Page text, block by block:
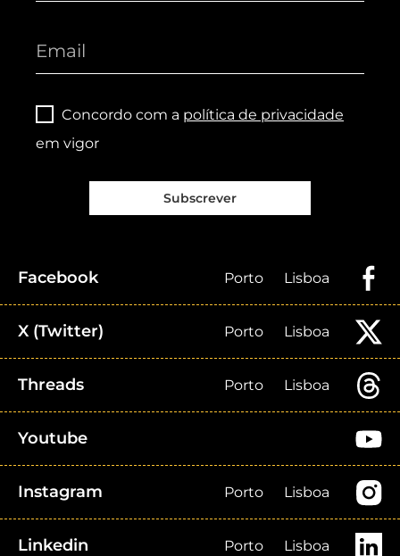
Concordo com a política de privacidade
em vigor
Subscrever
Facebook Porto Lisboa
X (Twitter) Porto Lisboa
Threads Porto Lisboa
Youtube
Instagram Porto Lisboa
Linkedin Porto Lisboa